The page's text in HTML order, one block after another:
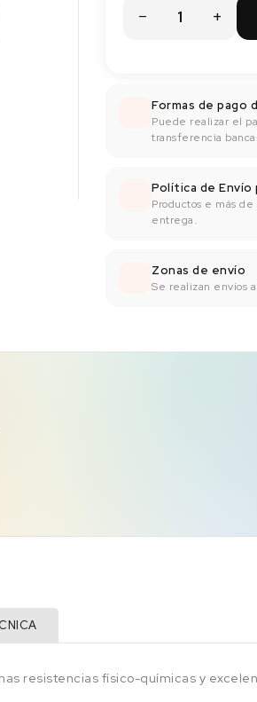
Formas de pago
Puede realizar el
transferencia
Política de Envío
Productos e más
entrega.
Zonas de envío
Se realizan envíos
resistencias físico-químicas y